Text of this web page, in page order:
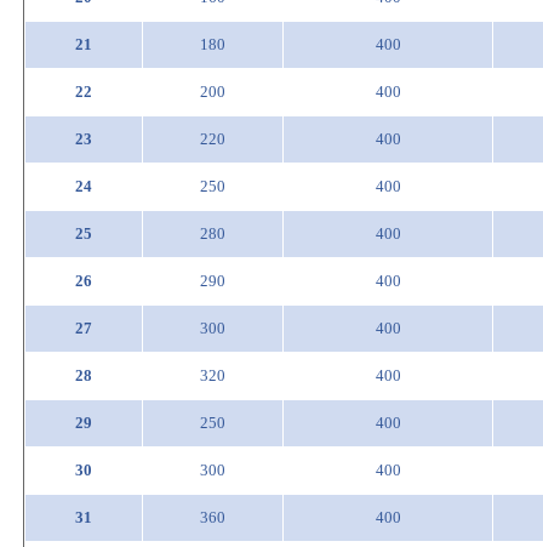
21 180 400
22 200 400
23 220 400
24 250 400
25 280 400
26 290 400
27 300 400
28 320 400
29 250 400
30 300 400
31 360 400